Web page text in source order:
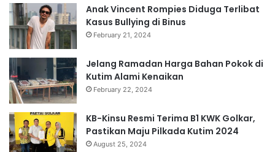
Anak Vincent Rompies Diduga Terlibat
Kasus Bullying di Binus
February 21, 2024
Jelang Ramadan Harga Bahan Pokok di
Kutim Alami Kenaikan
February 22, 2024
KB-Kinsu Resmi Terima B1 KWK Golkar,
Pastikan Maju Pilkada Kutim 2024
August 25, 2024